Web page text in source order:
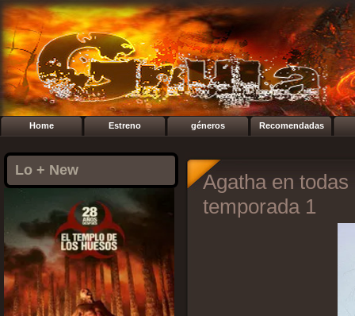
Home Estreno géneros Recomendadas
Lo + New
Agatha en
temporada 1